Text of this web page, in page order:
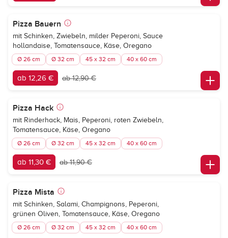
Pizza Bauern
mit Schinken, Zwiebeln, milder Peperoni, Sauce
hollandaise, Tomatensauce, Käse, Oregano
Ø 26 cm Ø 32 cm 45 x 32 cm 40 x 60 cm
ab 12,26 € ab 12,90 €
Pizza Hack
mit Rinderhack, Mais, Peperoni, roten Zwiebeln,
Tomatensauce, Käse, Oregano
Ø 26 cm Ø 32 cm 45 x 32 cm 40 x 60 cm
ab 11,30 € ab 11,90 €
Pizza Mista
mit Schinken, Salami, Champignons, Peperoni,
grünen Oliven, Tomatensauce, Käse, Oregano
Ø 26 cm Ø 32 cm 45 x 32 cm 40 x 60 cm